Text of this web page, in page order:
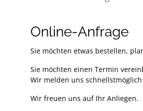
Online-Anfrage
Sie möchten etwas bestellen,
Sie möchten einen Termin
Wir melden uns
Wir freuen uns auf Ihr Anliegen.